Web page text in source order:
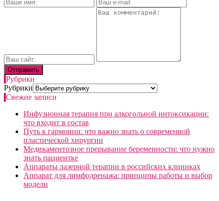
Рубрики
Рубрики
Свежие записи
Инфузионная терапия при алкогольной интоксикации:
что входит в состав
Путь к гармонии: что важно знать о современной
пластической хирургии
Медикаментозное прерывание беременности: что нужно
знать пациентке
Аппараты лазерной терапии в российских клиниках
Аппарат для лимфодренажа: принципы работы и выбор
модели